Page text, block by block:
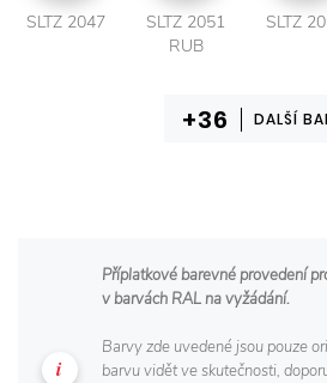
SLTZ 2047
SLTZ 2051
RUB
SLTZ
DALŠÍ
Příplatkové barevné provedení
v barvách RAL na vyžádání.
Barvy zde uvedené jsou pouze
barvu vidět ve skutečnosti,